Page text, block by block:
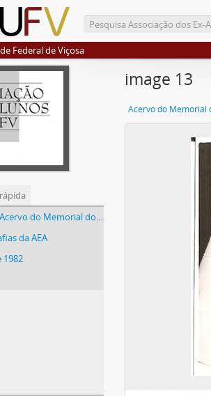
Federal de Viçosa
Memorial do Ex-Aluno da UFV
da AEA
1982
image 13
Acervo do Memorial